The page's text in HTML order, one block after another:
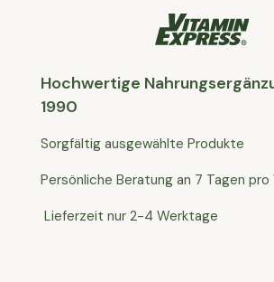
Hochwertige
1990
Sorgfältig ausgewählte Produkte
Persönliche Beratung an 7 Tagen pro
Lieferzeit nur 2-4 Werktage